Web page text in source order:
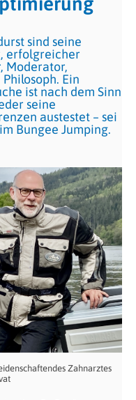
sind seine
erfolgreicher
Moderator,
Ein
ist nach dem Sinn
seine
austestet – sei
Bungee Jumping.
Zahnarztes